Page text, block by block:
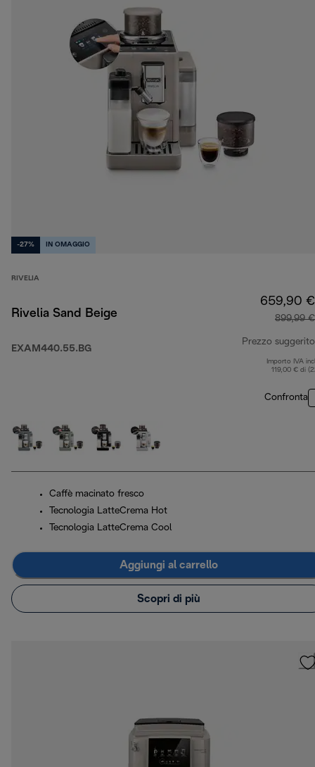
-27% IN OMAGGIO
RIVELIA
Rivelia Sand Beige
EXAM440.55.BG
659,90 €
899,99 €
Prezzo suggerito
Importo IVA
119,00 € di
Confronta
Caffè macinato fresco
Tecnologia LatteCrema Hot
Tecnologia LatteCrema Cool
Aggiungi al carrello
Scopri di più